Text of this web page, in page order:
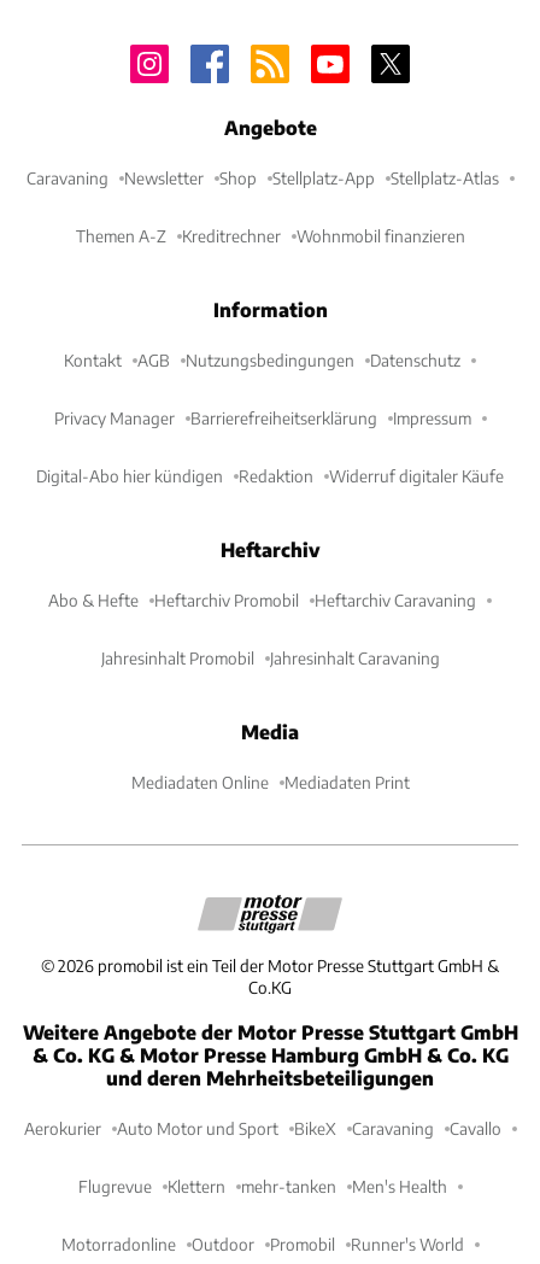
Angebote
Caravaning Newsletter Shop Stellplatz-App Stellplatz-Atlas
Themen A-Z Kreditrechner Wohnmobil finanzieren
Information
Kontakt AGB Nutzungsbedingungen Datenschutz
Privacy Manager Barrierefreiheitserklärung Impressum
Digital-Abo hier kündigen Redaktion Widerruf digitaler Käufe
Heftarchiv
Abo & Hefte Heftarchiv Promobil Heftarchiv Caravaning
Jahresinhalt Promobil Jahresinhalt Caravaning
Media
Mediadaten Online Mediadaten Print
©2026 promobil ist ein Teil der Motor Presse Stuttgart GmbH &
Co.KG
Weitere Angebote der Motor Presse Stuttgart GmbH
& Co. KG & Motor Presse Hamburg GmbH & Co. KG
und deren Mehrheitsbeteiligungen
Aerokurier Auto Motor und Sport BikeX Caravaning Cavallo
Flugrevue Klettern mehr-tanken Men's Health
Motorradonline Outdoor Promobil Runner's World